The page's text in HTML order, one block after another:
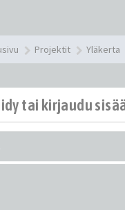
Projektit Yläkerta
tai kirjaudu